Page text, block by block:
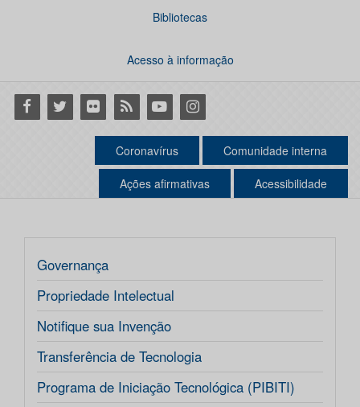
Bibliotecas
Acesso à informação
Facebook
Twitter Flickr RSS YoutubeInstagram
Coronavírus Comunidade interna
Ações afirmativas Acessibilidade
Governança
Propriedade Intelectual
Notifique sua Invenção
Transferência de Tecnologia
Programa de Iniciação Tecnológica (PIBITI)